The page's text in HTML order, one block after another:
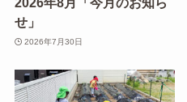
せ」
2026年7月30日